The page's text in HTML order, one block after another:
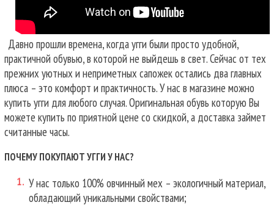
Давно прошли времена, когда угги были просто удобной,
практичной обувью, в которой не выйдешь в свет. Сейчас от тех
прежних уютных и неприметных сапожек остались два главных
плюса – это комфорт и практичность. У нас в магазине можно
купить угги для любого случая.Оригинальная обувь которую Вы
можете купить по приятной цене со скидкой, а доставка займет
считанные часы.
ПОЧЕМУ ПОКУПАЮТ УГГИ У НАС?
У нас только 100% овчинный мех – экологичный материал,
обладающий уникальными свойствами;